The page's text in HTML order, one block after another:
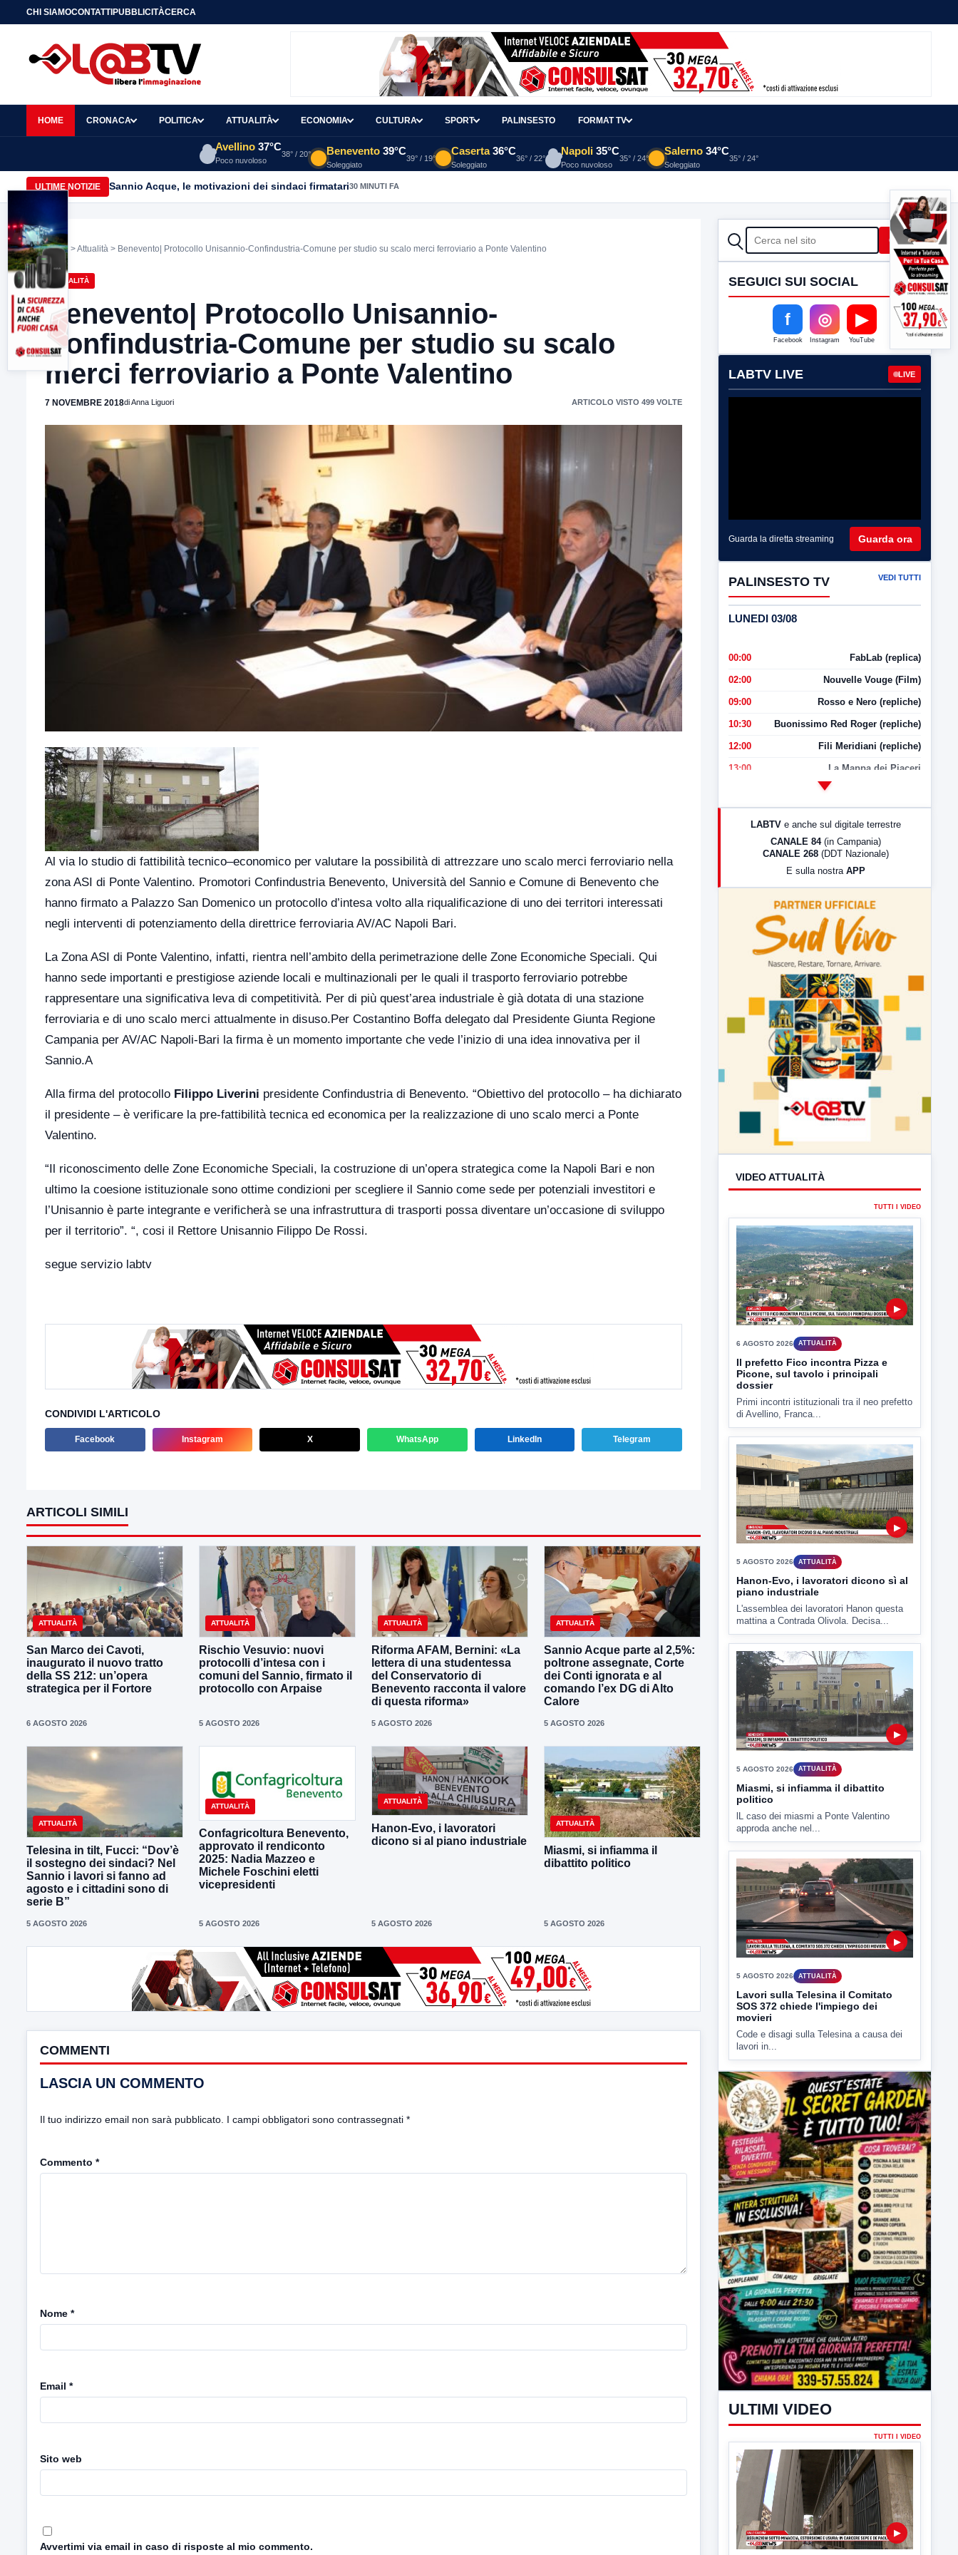
CHI SIAMOCONTATTIPUBBLICITÀCERCA
HOME CRONACA POLITICA ATTUALITÀ ECONOMIA CULTURA SPORT PALINSESTO FORMAT TV
Avellino 37°C
Poco nuvoloso
38° / 20° Benevento 39°C
Soleggiato
39° / 19°
Caserta 36°C
Soleggiato
36° / 22°
Napoli 35°C
Poco nuvoloso
35° / 24°
Salerno 34°C
Soleggiato
35° / 24°
ULTIME NOTIZIE Sannio Acque, le motivazioni dei sindaci firmatari30 MINUTI FA
Home >Attualità > Benevento| Protocollo Unisannio-Confindustria-Comune per studio su scalo merci ferroviario a Ponte Valentino
ATTUALITÀ
Benevento| Protocollo Unisannio-
Confindustria-Comune per studio su scalo
merci ferroviario a Ponte Valentino
7 NOVEMBRE 2018di Anna Liguori ARTICOLO VISTO 499 VOLTE
Al via lo studio di fattibilità tecnico–economico per valutare la possibilità di attrezzare uno scalo merci ferroviario nella
zona ASI di Ponte Valentino. Promotori Confindustria Benevento, Università del Sannio e Comune di Benevento che
hanno firmato a Palazzo San Domenico un protocollo d’intesa volto alla riqualificazione di uno dei territori interessati
negli interventi di potenziamento della direttrice ferroviaria AV/AC Napoli Bari.
La Zona ASI di Ponte Valentino, infatti, rientra nell’ambito della perimetrazione delle Zone Economiche Speciali. Qui
hanno sede importanti e prestigiose aziende locali e multinazionali per le quali il trasporto ferroviario potrebbe
rappresentare una significativa leva di competitività. Per di più quest’area industriale è già dotata di una stazione
ferroviaria e di uno scalo merci attualmente in disuso.Per Costantino Boffa delegato dal Presidente Giunta Regione
Campania per AV/AC Napoli-Bari la firma è un momento importante che vede l’inizio di una idea innovativa per il
Sannio.A
Alla firma del protocollo Filippo Liverini presidente Confindustria di Benevento. “Obiettivo del protocollo – ha dichiarato
il presidente – è verificare la pre-fattibilità tecnica ed economica per la realizzazione di uno scalo merci a Ponte
Valentino.
“Il riconoscimento delle Zone Economiche Speciali, la costruzione di un’opera strategica come la Napoli Bari e non
ultimo la coesione istituzionale sono ottime condizioni per scegliere il Sannio come sede per potenziali investitori e
l’Unisannio è parte integrante e verificherà se una infrastruttura di trasporti possa diventare un’occasione di sviluppo
per il territorio”. “, cosi il Rettore Unisannio Filippo De Rossi.
segue servizio labtv
CONDIVIDI L'ARTICOLO
Facebook Instagram X WhatsApp LinkedIn Telegram
ARTICOLI SIMILI
ATTUALITÀ
San Marco dei Cavoti,
inaugurato il nuovo tratto
della SS 212: un’opera
strategica per il Fortore
6 AGOSTO 2026
ATTUALITÀ
Rischio Vesuvio: nuovi
protocolli d’intesa con i
comuni del Sannio, firmato il
protocollo con Arpaise
5 AGOSTO 2026
ATTUALITÀ
Riforma AFAM, Bernini: «La
lettera di una studentessa
del Conservatorio di
Benevento racconta il valore
di questa riforma»
5 AGOSTO 2026
ATTUALITÀ
Sannio Acque parte al 2,5%:
poltrone assegnate, Corte
dei Conti ignorata e al
comando l’ex DG di Alto
Calore
5 AGOSTO 2026
ATTUALITÀ
Telesina in tilt, Fucci: “Dov’è
il sostegno dei sindaci? Nel
Sannio i lavori si fanno ad
agosto e i cittadini sono di
serie B”
5 AGOSTO 2026
ATTUALITÀ
Confagricoltura Benevento,
approvato il rendiconto
2025: Nadia Mazzeo e
Michele Foschini eletti
vicepresidenti
5 AGOSTO 2026
ATTUALITÀ
Hanon-Evo, i lavoratori
dicono si al piano industriale
5 AGOSTO 2026
ATTUALITÀ
Miasmi, si infiamma il
dibattito politico
5 AGOSTO 2026
COMMENTI
LASCIA UN COMMENTO
Il tuo indirizzo email non sarà pubblicato. I campi obbligatori sono contrassegnati *
Commento *
Nome *
Email *
Sito web
Avvertimi via email in caso di risposte al mio commento.
CERCA Cerca
SEGUICI SUI SOCIAL
f
Facebook
◎
Instagram
▶
YouTube
LABTV LIVE LIVE
Guarda la diretta streaming Guarda ora
PALINSESTO TV VEDI TUTTI
LUNEDI 03/08
00:00 FabLab (replica)
02:00 Nouvelle Vouge (Film)
09:00 Rosso e Nero (repliche)
10:30 Buonissimo Red Roger (repliche)
12:00 Fili Meridiani (repliche)
13:00 La Mappa dei Piaceri
LabNews (Diretta)
LabNews (replica)
LABTV e anche sul digitale terrestre
CANALE 84 (in Campania)
CANALE 268 (DDT Nazionale)
E sulla nostra APP
VIDEO ATTUALITÀ
TUTTI I VIDEO
6 AGOSTO 2026
Il prefetto Fico incontra Pizza e
Picone, sul tavolo i principali
dossier
Primi incontri istituzionali tra il neo prefetto
di Avellino, Franca...
▶
Hanon-Evo, i lavoratori dicono sì al
piano industriale
L'assemblea dei lavoratori Hanon questa
mattina a Contrada Olivola. Decisa...
Miasmi, si infiamma il dibattito
politico
lL caso dei miasmi a Ponte Valentino
approda anche nel...
5 AGOSTO 2026 ATTUALITÀ
Lavori sulla Telesina il Comitato
SOS 372 chiede l'impiego dei
movieri
Code e disagi sulla Telesina a causa dei
lavori in...
ULTIMI VIDEO
TUTTI I VIDEO
▶
6 AGOSTO 2026 CRONACA
Assunzioni sotto minaccia,
estorsione e usura: in carcere Sepe